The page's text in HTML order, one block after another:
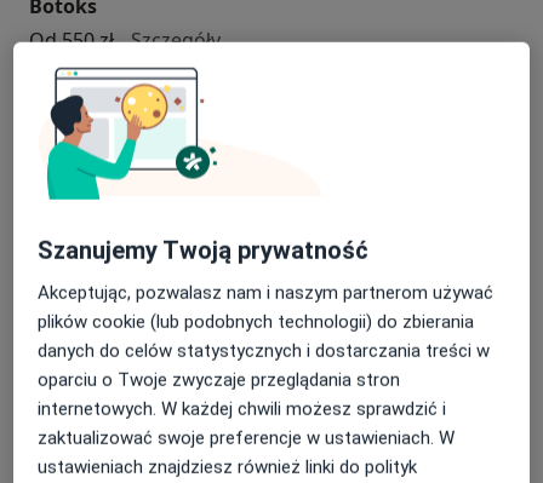
Botoks
Od 550 zł
SzczegółyBotoks
Umów
Dieta dla dzieci
Umów
Dieta dla kobiet w ciąży
400 zł
Szczegółydieta dla kobiet w ciąży
Umów
Szanujemy Twoją prywatność
Akceptując, pozwalasz nam i naszym partnerom używać
plików cookie (lub podobnych technologii) do zbierania
danych do celów statystycznych i dostarczania treści w
oparciu o Twoje zwyczaje przeglądania stron
internetowych. W każdej chwili możesz sprawdzić i
zaktualizować swoje preferencje w ustawieniach. W
ustawieniach znajdziesz również linki do polityk